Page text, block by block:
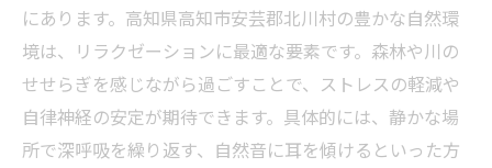
にあります。高知県高知市安芸郡北川村の豊かな自然環
境は、リラクゼーションに最適な要素です。森林や川の
せせらぎを感じながら過ごすことで、ストレスの軽減や
自律神経の安定が期待できます。具体的には、静かな場
所で深呼吸を繰り返す、自然音に耳を傾けるといった方